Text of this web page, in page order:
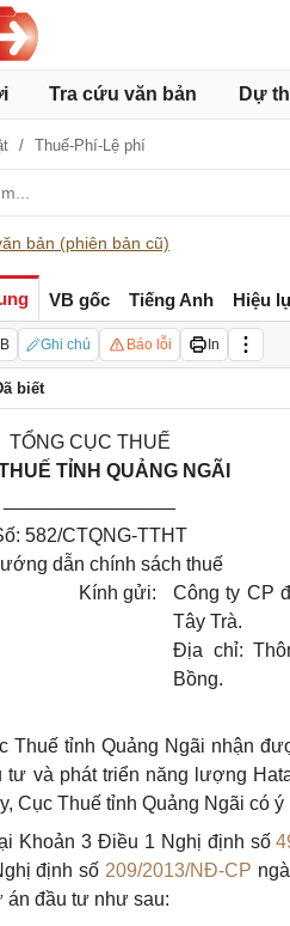
Tra cứu văn bản Dự
Thuế-Phí-Lệ phí
bản (phiên bản cũ)
VB gốc Tiếng Anh Hiệu
Ghi chú Báo lỗi In
biết
TỔNG CỤC THUẾ
TỈNH QUẢNG NGÃI
582/CTQNG-TTHT
dẫn chính sách thuế
Kính gửi:
Công ty CP
Tây Trà.
Địa chỉ:
Bồng.
Thuế tỉnh Quảng Ngãi nhận
tư và phát triển năng lượng
Cục Thuế tỉnh Quảng Ngãi có
Khoản 3 Điều 1 Nghị định số
định số 209/2013/NĐ-CP
án đầu tư như sau: